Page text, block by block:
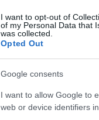
I want to opt-out of
of my Personal Data that
was collected.
Opted Out
Google consents
I want to allow Google to
web or device identifiers